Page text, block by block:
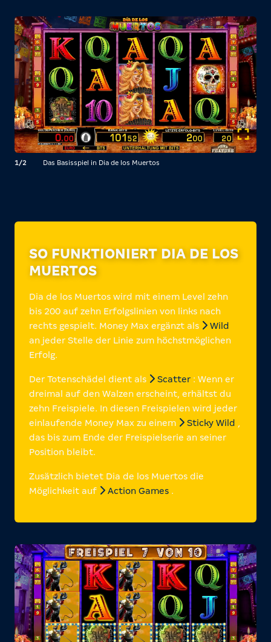
1/2 Das Basisspiel in Dia de los Muertos
SO FUNKTIONIERT DIA DE LOS
MUERTOS
Dia de los Muertos wird mit einem Level zehn
bis 200 auf zehn Erfolgslinien von links nach
rechts gespielt. Money Max ergänzt als
Wild
an jeder Stelle der Linie zum höchstmöglichen
Erfolg.
Der Totenschädel dient als Scatter : Wenn er
dreimal auf den Walzen erscheint, erhältst du
zehn Freispiele. In diesen Freispielen wird jeder
einlaufende Money Max zu einem
Sticky Wild
das bis zum Ende der Freispielserie an seiner
Position bleibt.
Zusätzlich bietet Dia de los Muertos die
Möglichkeit auf
Action Games .